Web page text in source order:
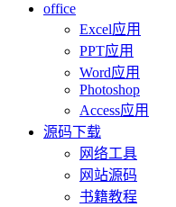
office
Excel应用
PPT应用
Word应用
Photoshop
Access应用
源码下载
网络工具
网站源码
书籍教程